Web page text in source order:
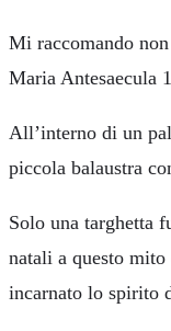
Mi raccomando
Maria Antesaecula
All’interno di un
piccola balaustra
Solo una targhetta
natali a questo
incarnato lo spirito